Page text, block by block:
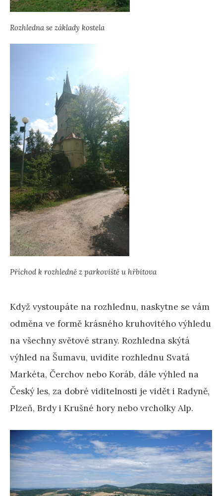
Rozhledna se základy kostela
Příchod k rozhledně z parkoviště u hřbitova
Když vystoupáte na rozhlednu, naskytne se vám
odměna ve formě krásného kruhovitého výhledu
na všechny světové strany. Rozhledna skýtá
výhled na Šumavu, uvidíte rozhlednu Svatá
Markéta, Čerchov nebo Koráb, dále výhled na
Český les, za dobré viditelnosti je vidět i Radyně,
Plzeň, Brdy i Krušné hory nebo vrcholky Alp.